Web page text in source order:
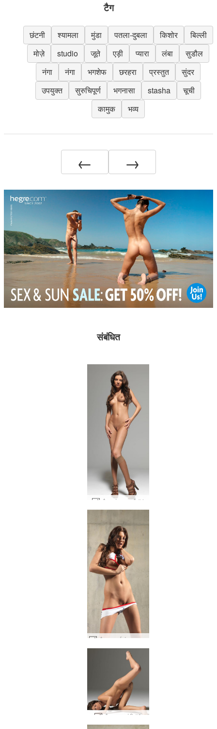
टैग
छंटनी श्यामला मुंडा पतला-दुबला किशोर
बिल्ली
मोज़े
studio जूते एड़ी प्यारा लंबा
सुडौल
नंगा
नंगा भगशेफ छरहरा प्रस्तुत
सुंदर
उपयुक्त
सुरुचिपूर्ण भगनासा stasha
चूची
कामुक
भव्य
← →
संबंधित
स्टैशा लंबा खड़ा है #4
स्टैशा स्टार्स एंड स्ट्राइप्स #60
स्टैशा चरम नंगी #3